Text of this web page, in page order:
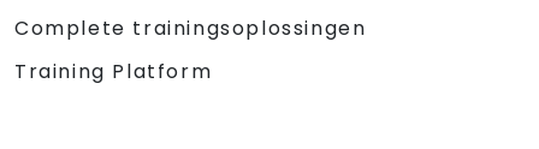
Complete trainingsoplossingen
Training Platform